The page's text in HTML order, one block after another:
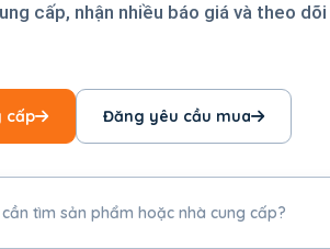
cấp, nhận nhiều báo giá và theo
cấp Đăng yêu cầu mua